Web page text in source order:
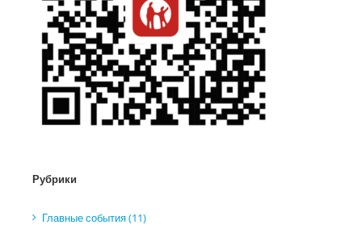
Рубрики
Главные события (11)